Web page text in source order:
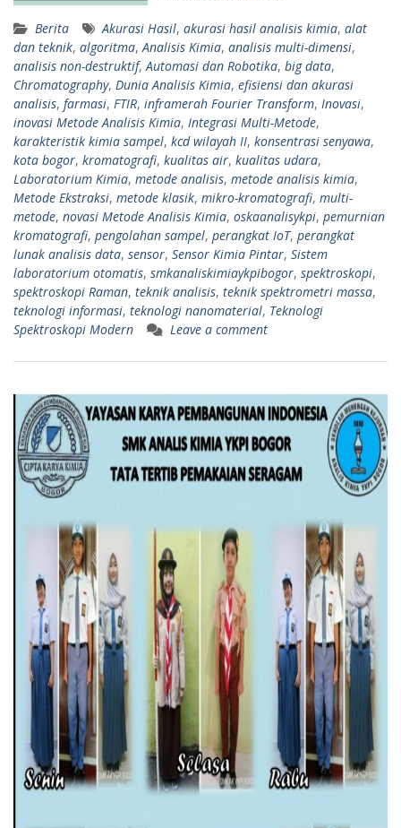
Berita Akurasi Hasil, akurasi hasil analisis kimia, alat
dan teknik, algoritma, Analisis Kimia, analisis multi-dimensi,
analisis non-destruktif, Automasi dan Robotika, big data,
Chromatography, Dunia Analisis Kimia, efisiensi dan akurasi
analisis, farmasi, FTIR, inframerah Fourier Transform, Inovasi,
inovasi Metode Analisis Kimia, Integrasi Multi-Metode,
karakteristik kimia sampel, kcd wilayah II, konsentrasi senyawa,
kota bogor, kromatografi, kualitas air, kualitas udara,
Laboratorium Kimia, metode analisis, metode analisis kimia,
Metode Ekstraksi, metode klasik, mikro-kromatografi, multi-
metode, novasi Metode Analisis Kimia, oskaanalisykpi, pemurnian
kromatografi, pengolahan sampel, perangkat IoT, perangkat
lunak analisis data, sensor, Sensor Kimia Pintar, Sistem
laboratorium otomatis, smkanaliskimiaykpibogor, spektroskopi,
spektroskopi Raman, teknik analisis, teknik spektrometri massa,
teknologi informasi, teknologi nanomaterial, Teknologi
Spektroskopi Modern
Leave a comment